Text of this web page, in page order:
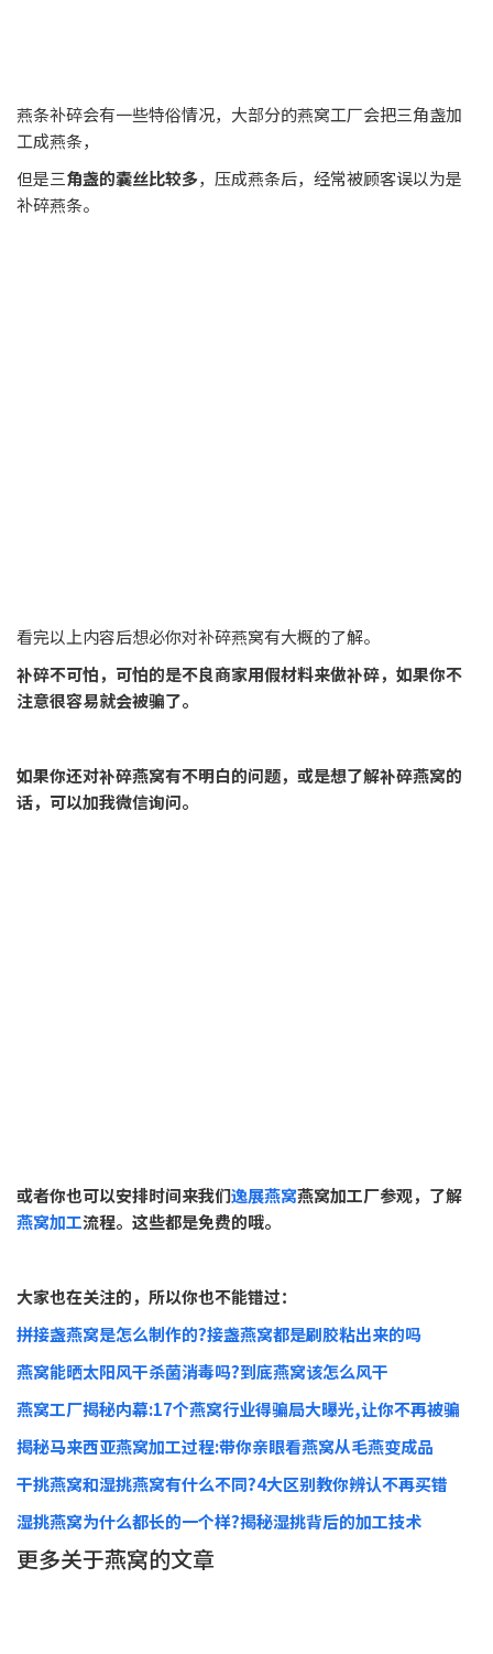
燕条补碎会有一些特俗情况，大部分的燕窝工厂会把三角盏加
工成燕条，
但是三角盏的囊丝比较多，压成燕条后，经常被顾客误以为是
补碎燕条。
看完以上内容后想必你对补碎燕窝有大概的了解。
补碎不可怕，可怕的是不良商家用假材料来做补碎，如果你不
注意很容易就会被骗了。
如果你还对补碎燕窝有不明白的问题，或是想了解补碎燕窝的
话，可以加我微信询问。
或者你也可以安排时间来我们逸展燕窝燕窝加工厂参观，了解
燕窝加工流程。这些都是免费的哦。
大家也在关注的，所以你也不能错过：
拼接盏燕窝是怎么制作的?接盏燕窝都是刷胶粘出来的吗
燕窝能晒太阳风干杀菌消毒吗?到底燕窝该怎么风干
燕窝工厂揭秘内幕:17个燕窝行业得骗局大曝光,让你不再被骗
揭秘马来西亚燕窝加工过程:带你亲眼看燕窝从毛燕变成品
干挑燕窝和湿挑燕窝有什么不同?4大区别教你辨认不再买错
湿挑燕窝为什么都长的一个样?揭秘湿挑背后的加工技术
更多关于燕窝的文章